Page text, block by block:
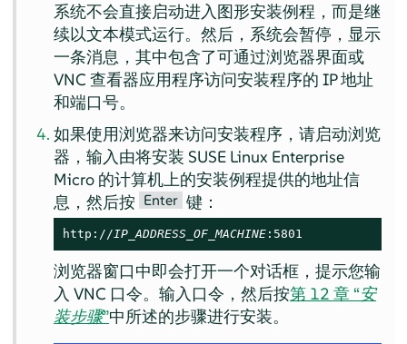
系统不会直接启动进入图形安装例程，而是继
续以文本模式运行。然后，系统会暂停，显示
一条消息，其中包含了可通过浏览器界面或
VNC 查看器应用程序访问安装程序的 IP 地址
和端口号。
如果使用浏览器来访问安装程序，请启动浏览
器，输入由将安装 SUSE Linux Enterprise
Micro 的计算机上的安装例程提供的地址信
息，然后按 Enter 键：
http://IP_ADDRESS_OF_MACHINE :5801
浏览器窗口中即会打开一个对话框，提示您输
入 VNC 口令。输入口令，然后按第 12 章 “安
装步骤”中所述的步骤进行安装。